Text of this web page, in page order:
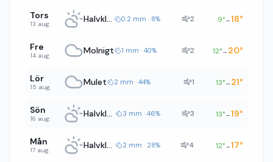
Tors
13 aug. Halvklart 0.2 mm · 8% 2 9°→18°
Fre
14 aug. Molnigt 1 mm · 40% 2 12°→ 20°
Lör
15 aug. Mulet 2 mm · 44% 1 13°→ 21°
Sön
16 aug. Halvklart 3 mm · 46% 3 13°→19°
Mån
17 aug. Halvklart 2 mm · 28% 4 12°→17°